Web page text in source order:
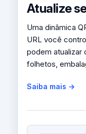
Atualize
Uma dinâmica
URL você
podem atualizar
folhetos,
Saiba mais →